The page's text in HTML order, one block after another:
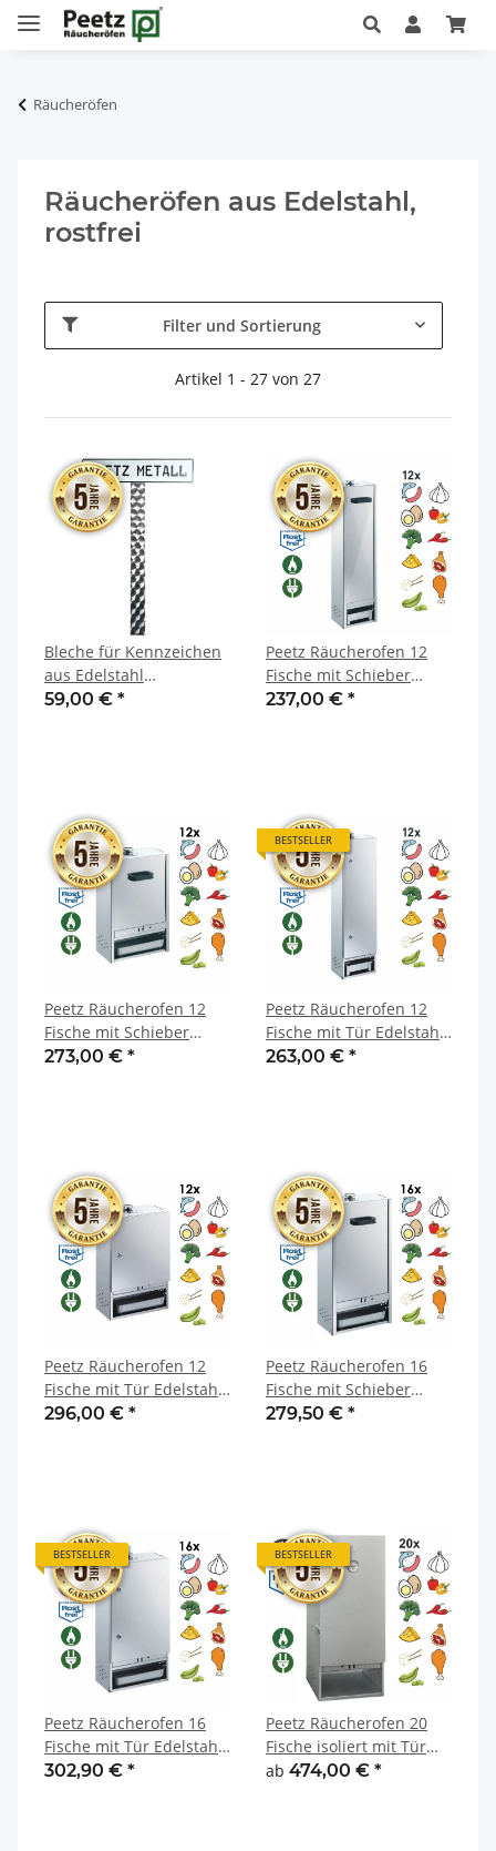
Räucheröfen
Räucheröfen aus Edelstahl,
rostfrei
Filter und Sortierung
Artikel 1 - 27 von 27
Bleche für Kennzeichen
aus Edelstahl
kreismarmoriert
59,00 € *
Peetz Räucherofen 12
Fische mit Schieber
Edelstahl rostfrei 21 x 26
237,00 € *
Peetz Räucherofen 12
Fische mit Schieber
Edelstahl rostfrei 28 x 39
273,00 € *
BESTSELLER
Peetz Räucherofen 12
Fische mit Tür Edelstahl
rostfrei 21 x 26 x 100 cm
263,00 € *
Peetz Räucherofen 12
Fische mit Tür Edelstahl
rostfrei 28 x 39 x 60 cm
296,00 € *
Peetz Räucherofen 16
Fische mit Schieber
Edelstahl rostfrei 28 x 39
279,50 € *
BESTSELLER
Peetz Räucherofen 16
Fische mit Tür Edelstahl
rostfrei 28 x 39 x 75 cm
302,90 € *
BESTSELLER
Peetz Räucherofen 20
Fische isoliert mit Tür
Edelstahl rostfrei 28 x 39
ab 474,00 € *